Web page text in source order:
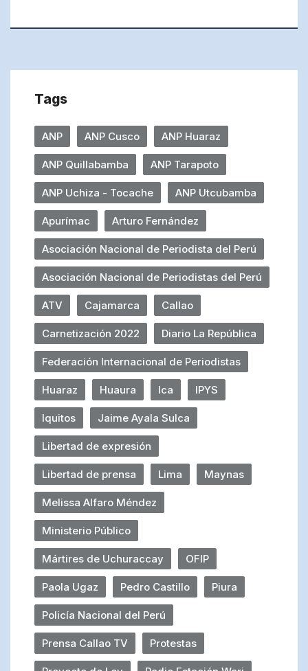
Tags
ANP ANP Cusco ANP Huaraz
ANP Quillabamba ANP Tarapoto
ANP Uchiza - Tocache ANP Utcubamba
Apurímac Arturo Fernández
Asociación Nacional de Periodista del Perú
Asociación Nacional de Periodistas del Perú
ATV Cajamarca Callao
Carnetización 2022 Diario La República
Federación Internacional de Periodistas
Huaraz Huaura Ica IPYS
Iquitos Jaime Ayala Sulca
Libertad de expresión
Libertad de prensa Lima Maynas
Melissa Alfaro Méndez
Ministerio Público
Mártires de Uchuraccay OFIP
Paola Ugaz Pedro Castillo Piura
Policía Nacional del Perú
Prensa Callao TV Protestas